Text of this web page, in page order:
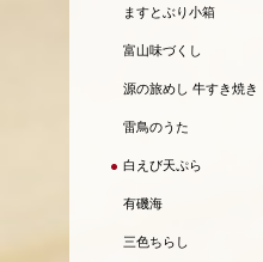
ますとぶり小箱
富山味づくし
源の旅めし 牛すき焼き
雷鳥のうた
白えび天ぷら
有磯海
三色ちらし